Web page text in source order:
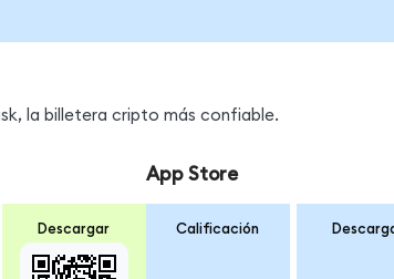
la billetera cripto más confiable.
Descargar
App Store
Calificación